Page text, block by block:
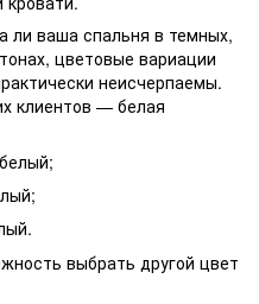
ли ваша спальня в темных,
цветовые вариации
неисчерпаемы.
клиентов — белая
белый;
выбрать другой цвет